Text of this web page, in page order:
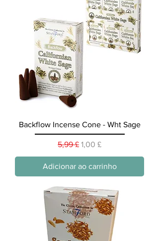
Backflow Incense Cone - Wht Sage
Preço normal
5,99 £ Preço promocional
1,00 £
Adicionar ao carrinho